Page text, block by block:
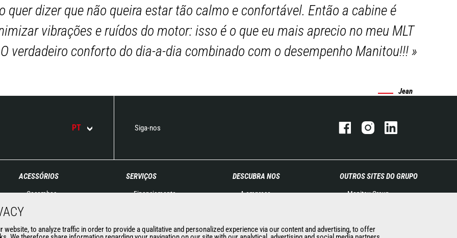
quer dizer que não queira estar tão calmo e confortável. Então a cabine é
vibrações e ruídos do motor: isso é o que eu mais aprecio no meu MLT
verdadeiro conforto do dia-a-dia combinado com o desempenho Manitou!!!»
Jean
PT Siga-nos
ACESSÓRIOS
Caçambas
Garfos e garras
SERVIÇOS
Financiamento
Peças de reposição
DESCUBRA NOS
A empresa
Eventos
OUTROS SITES DO GRUPO
Manitou Group
RMI Manitou
to analyze traffic in order to provide a qualitative and personalized experience via our content and advertising, to offer